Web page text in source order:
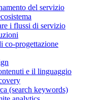
del servizio
i flussi di servizio
co-progettazione
e il linguaggio
(search keywords)